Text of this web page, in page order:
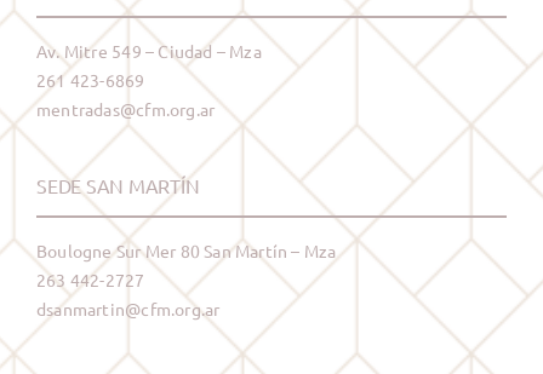
Av. Mitre 549 – Ciudad – Mza
261 423-6869
mentradas@cfm.org.ar
SEDE SAN MARTÍN
Boulogne Sur Mer 80 San Martín – Mza
263 442-2727
dsanmartin@cfm.org.ar